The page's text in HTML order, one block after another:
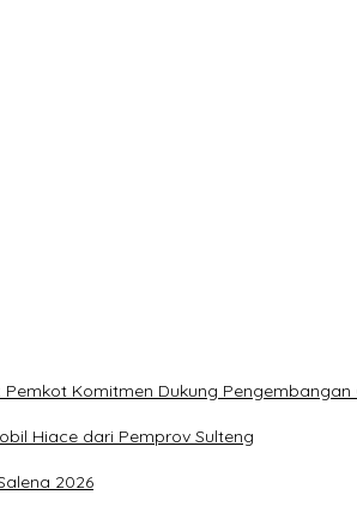
Pemkot Komitmen Dukung
Hiace dari Pemprov Sulteng
2026